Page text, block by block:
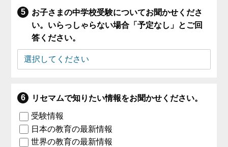
お子さまの中学校受験についてお聞かせくださ
い。いらっしゃらない場合「予定なし」とご回
答ください。
リセマムで知りたい情報をお聞かせください。
受験情報
日本の教育の最新情報
世界の教育の最新情報